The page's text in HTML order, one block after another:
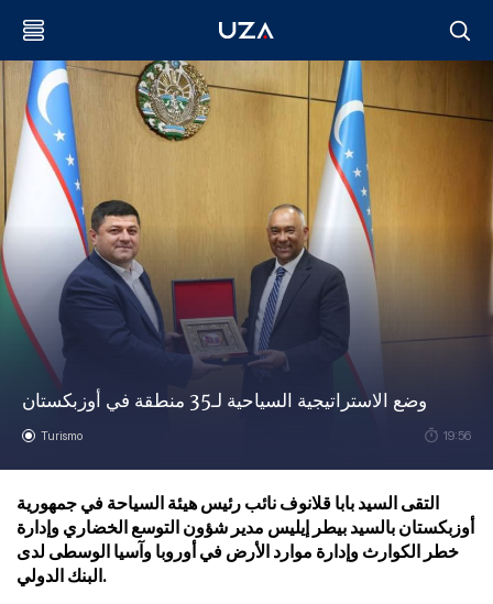
وضع الاستراتيجية السياحية لـ35 منطقة في أوزبكستان
Turismo 19:56
التقى السيد بابا قلانوف نائب رئيس هيئة السياحة في جمهورية
أوزبكستان بالسيد بيطر إيليس مدير شؤون التوسع الخضاري وإدارة
خطر الكوارث وإدارة موارد الأرض في أوروبا وآسيا الوسطى لدى
البنك الدولي.